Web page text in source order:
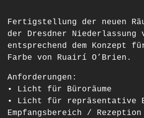
Fertigstellung der neuen
der Dresdner Niederlassung
entsprechend dem Konzept
Farbe von Ruairí O’Brien.
Anforderungen:
• Licht für Büroräume
• Licht für repräsentative
Empfangsbereich / Rezeption